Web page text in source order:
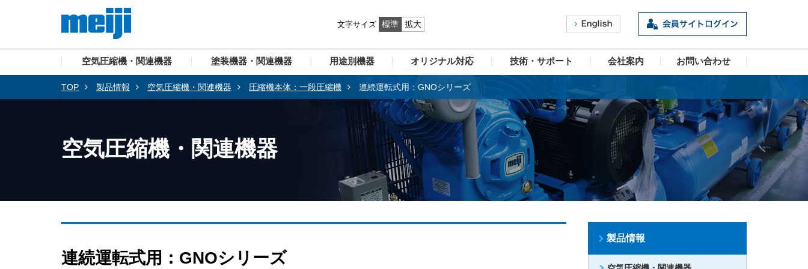
文字サイズ 標準 拡大
空気圧縮機・関連機器 塗装機器・関連機器 用途別機器 オリジナル対応 技術・サポート 会社案内 お問い合わせ
TOP 製品情報 空気圧縮機・関連機器 圧縮機本体：一段圧縮機 連続運転式用：GNOシリーズ
空気圧縮機・関連機器
連続運転式用：GNOシリーズ
製品情報